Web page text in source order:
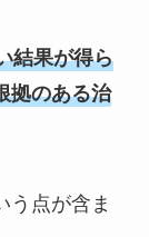
結果が得ら
拠のある治
う点が含ま